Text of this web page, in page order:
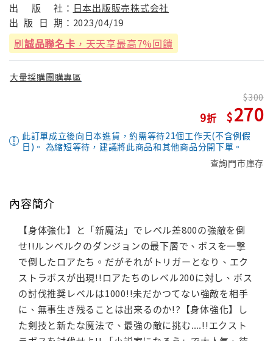
出
版 社： 日本出版販売株式会社
出 版 日 期： 2023/04/19
刷誠品聯名卡 ，天天享最高7%回饋
大量採購團購專區
9
300
270
此訂單成立後向日本進貨，約需等待21個工作天(不含例假
日)。 為縮短等待，建議將此商品和其他商品分開下單。
查詢門市庫存
內容簡介
【身体強化】と「新魔法」でレベル差800の強敵を倒
せ!!ルンベルクのダンジョンの最下層で、ボスを一撃
で倒したロアたち。だがそれがトリガーとなり、エク
ストラボスが出現!!ロアたちのレベル200に対し、ボス
の討伐推奨レベルは1000!!未だかつてない強敵を相手
に、無事生き残ることは出来るのか!?【身体強化】し
た剣技と新たな魔法で、最強の敵に挑む‥‥!!エクスト